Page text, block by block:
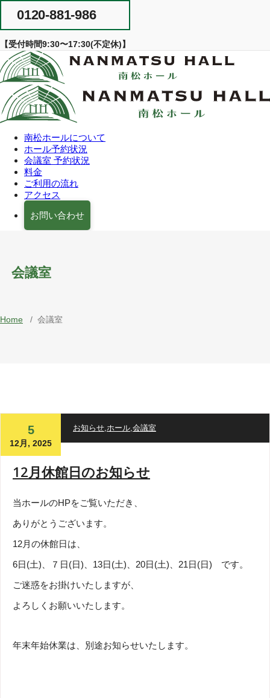
Skip
0120-881-986
【受付時間9:30〜17:30(不定休)】
南松ホールについて
ホール予約状況
会議室 予約状況
料金
ご利用の流れ
アクセス
お問い合わせ
会議室
Home / 会議室
5
12月, 2025
お知らせ,ホール,会議室
12月休館日のお知らせ
当ホールのHPをご覧いただき、
ありがとうございます。
12月の休館日は、
6日(土)、７日(日)、13日(土)、20日(土)、21日(日) です。
ご迷惑をお掛けいたしますが、
よろしくお願いいたします。
年末年始休業は、別途お知らせいたします。